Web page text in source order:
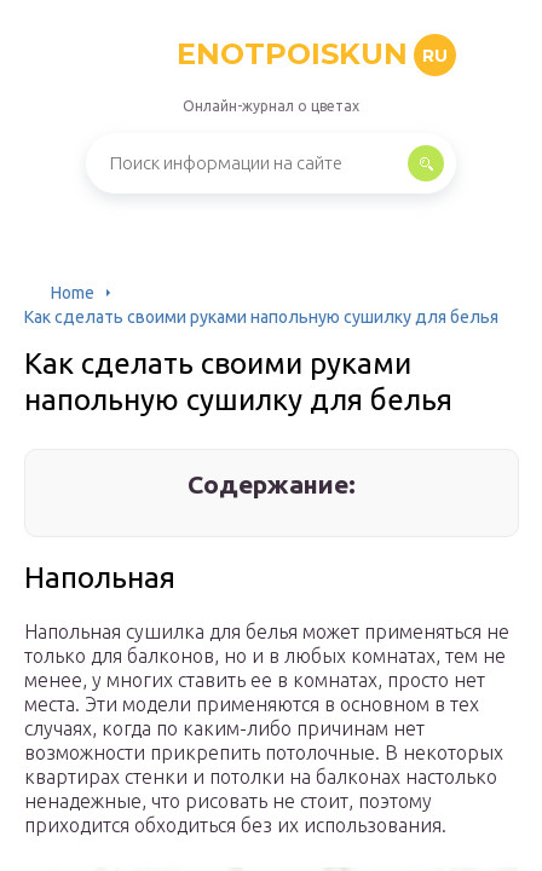
ENOTPOISKUN RU
Онлайн-журнал о цветах
Home
Как сделать своими руками напольную сушилку для белья
Как сделать своими руками
напольную сушилку для белья
Содержание:
Напольная
Напольная сушилка для белья может применяться не
только для балконов, но и в любых комнатах, тем не
менее, у многих ставить ее в комнатах, просто нет
места. Эти модели применяются в основном в тех
случаях, когда по каким-либо причинам нет
возможности прикрепить потолочные. В некоторых
квартирах стенки и потолки на балконах настолько
ненадежные, что рисовать не стоит, поэтому
приходится обходиться без их использования.